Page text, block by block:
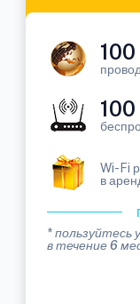
100
100
Wi-Fi
в
* пользуйтесь
в течение 6